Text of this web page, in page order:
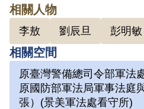
2.劉辰旦(1937-)，臺
因涉「彭明敏案」、
炸案」、「李敖案」
屏東營業所管理員；
司令部保安總處地下
相關人物
李敖 劉辰旦 彭明敏
相關空間
原臺灣警備總司令部軍法
原國防部軍法局軍事法庭
張）(景美軍法處看守所)